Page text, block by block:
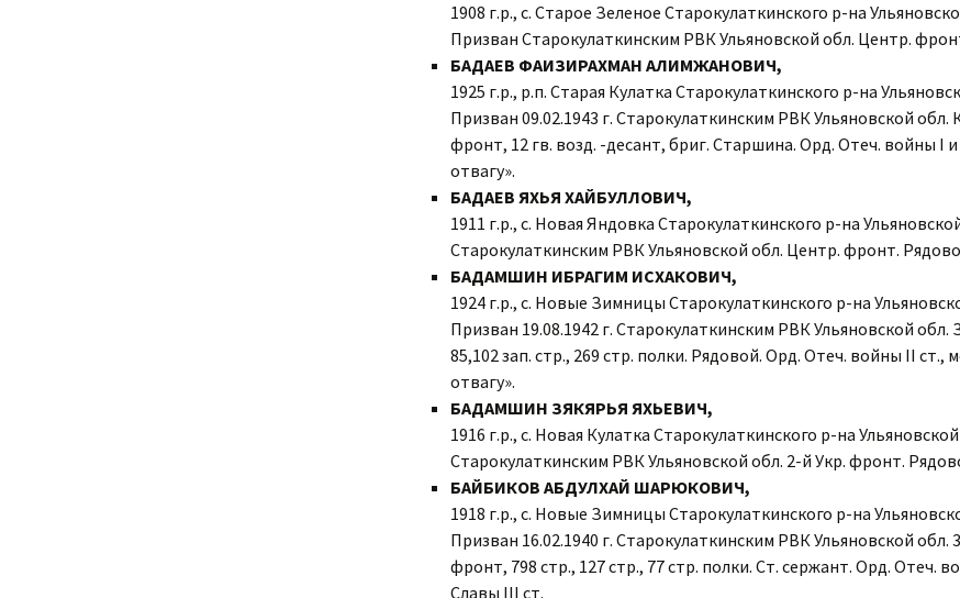
1908 г.р., с. Старое Зеленое Старокулаткинского р-на
Призван Старокулаткинским РВК Ульяновской обл. Центр.
БАДАЕВ ФАИЗИРАХМАН АЛИМЖАНОВИЧ,
1925 г.р., р.п. Старая Кулатка Старокулаткинского р-на
Призван 09.02.1943 г. Старокулаткинским РВК Ульяновской обл.
фронт, 12 гв. возд. -десант, бриг. Старшина. Орд. Отеч. войны I и
отвагу».
БАДАЕВ ЯХЬЯ ХАЙБУЛЛОВИЧ,
1911 г.р., с. Новая Яндовка Старокулаткинского р-на
Старокулаткинским РВК Ульяновской обл. Центр. фронт.
БАДАМШИН ИБРАГИМ ИСХАКОВИЧ,
1924 г.р., с. Новые Зимницы Старокулаткинского р-на
Призван 19.08.1942 г. Старокулаткинским РВК Ульяновской обл.
85,102 зап. стр., 269 стр. полки. Рядовой. Орд. Отеч. войны II ст.,
отвагу».
БАДАМШИН ЗЯКЯРЬЯ ЯХЬЕВИЧ,
1916 г.р., с. Новая Кулатка Старокулаткинского р-на
Старокулаткинским РВК Ульяновской обл. 2-й Укр. фронт.
БАЙБИКОВ АБДУЛХАЙ ШАРЮКОВИЧ,
1918 г.р., с. Новые Зимницы Старокулаткинского р-на
Призван 16.02.1940 г. Старокулаткинским РВК Ульяновской обл.
фронт, 798 стр., 127 стр., 77 стр. полки. Ст. сержант. Орд. Отеч.
Славы III ст.